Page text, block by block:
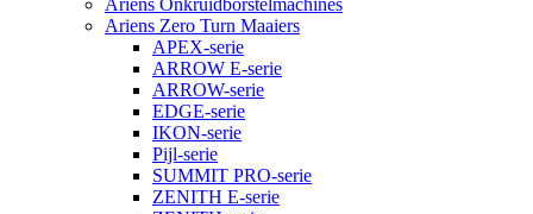
Ariens Zero Turn Maaiers
APEX-serie
ARROW E-serie
ARROW-serie
EDGE-serie
IKON-serie
Pijl-serie
SUMMIT PRO-serie
ZENITH E-serie